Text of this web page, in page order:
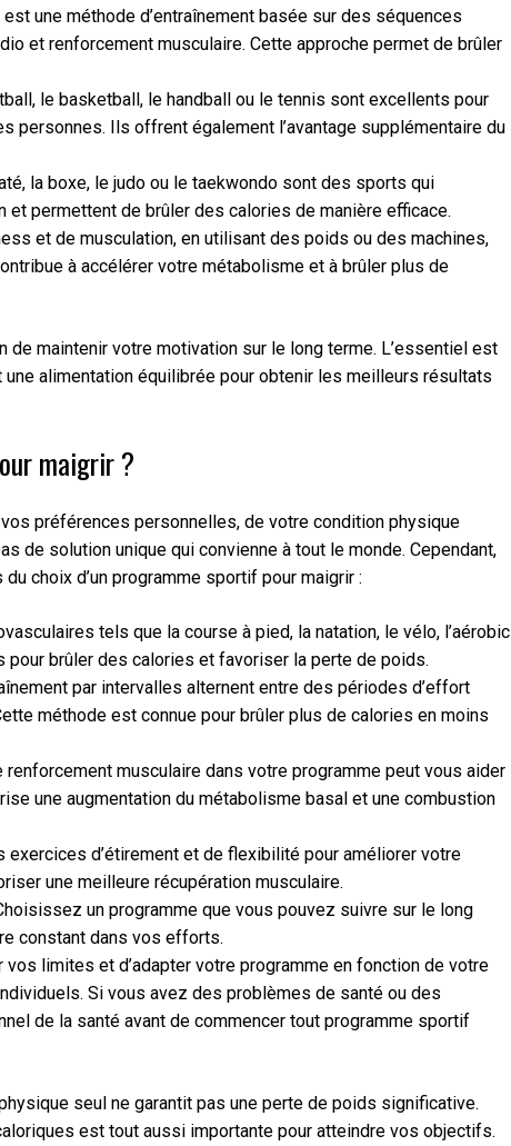
une méthode d’entraînement basée sur des séquences
et renforcement musculaire. Cette approche permet de brûler
le basketball, le handball ou le tennis sont excellents pour
personnes. Ils offrent également l’avantage supplémentaire du
la boxe, le judo ou le taekwondo sont des sports qui
permettent de brûler des calories de manière efficace.
et de musculation, en utilisant des poids ou des machines,
à accélérer votre métabolisme et à brûler plus de
maintenir votre motivation sur le long terme. L’essentiel est
alimentation équilibrée pour obtenir les meilleurs résultats
maigrir ?
préférences personnelles, de votre condition physique
de solution unique qui convienne à tout le monde. Cependant,
choix d’un programme sportif pour maigrir :
tels que la course à pied, la natation, le vélo, l’aérobic
brûler des calories et favoriser la perte de poids.
par intervalles alternent entre des périodes d’effort
méthode est connue pour brûler plus de calories en moins
renforcement musculaire dans votre programme peut vous aider
une augmentation du métabolisme basal et une combustion
exercices d’étirement et de flexibilité pour améliorer votre
une meilleure récupération musculaire.
un programme que vous pouvez suivre sur le long
constant dans vos efforts.
limites et d’adapter votre programme en fonction de votre
Si vous avez des problèmes de santé ou des
de la santé avant de commencer tout programme sportif
seul ne garantit pas une perte de poids significative.
est tout aussi importante pour atteindre vos objectifs.